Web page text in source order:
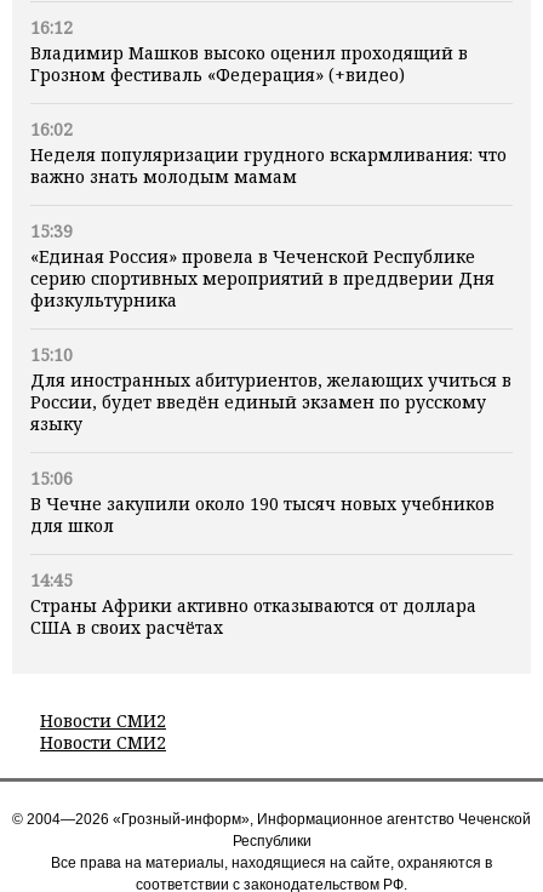
16:12
Владимир Машков высоко оценил проходящий в
Грозном фестиваль «Федерация» (+видео)
16:02
Неделя популяризации грудного вскармливания: что
важно знать молодым мамам
15:39
«Единая Россия» провела в Чеченской Республике
серию спортивных мероприятий в преддверии Дня
физкультурника
15:10
Для иностранных абитуриентов, желающих учиться в
России, будет введён единый экзамен по русскому
языку
15:06
В Чечне закупили около 190 тысяч новых учебников
для школ
14:45
Страны Африки активно отказываются от доллара
США в своих расчётах
Новости СМИ2
Новости СМИ2
© 2004—2026 «Грозный-информ», Информационное агентство Чеченской
Республики
Все права на материалы, находящиеся на сайте, охраняются в
соответствии с законодательством РФ.